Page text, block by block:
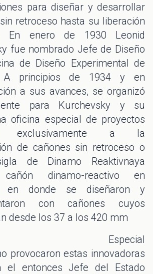
para diseñar y desarrollar
retroceso hasta su liberación
En enero de 1930 Leonid
fue nombrado Jefe de Diseño
de Diseño Experimental de
A principios de 1934 y en
a sus avances, se organizó
para Kurchevsky y su
oficina especial de proyectos
exclusivamente a la
de cañones sin retroceso o
de Dinamo Reaktivnaya
cañón dinamo-reactivo en
en donde se diseñaron y
con cañones cuyos
desde los 37 a los 420 mm
provocaron estas innovadoras
el entonces Jefe del Estado